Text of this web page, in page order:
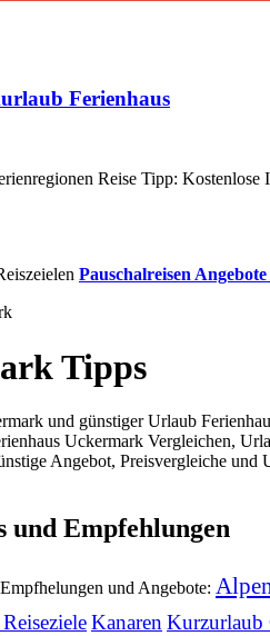
Ferienhaus
Reise Tipp:
Pauschalreisen Angebote
Tipps
und günstiger Urlaub
Uckermark Vergleichen,
Angebot, Preisvergleiche
Empfehlungen
und Angebote:
Kanaren Kurzurlaub